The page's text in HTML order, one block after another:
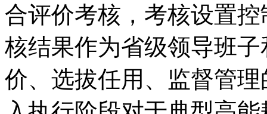
合评价考核，考核设置
核结果作为省级领导班
价、选拔任用、监督管